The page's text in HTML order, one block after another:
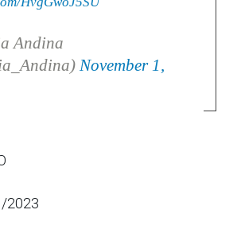
Andina
November 1,
2023